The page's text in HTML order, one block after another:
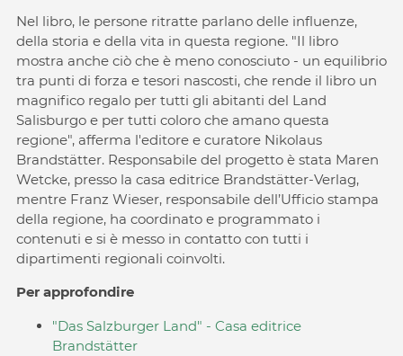
Nel libro, le persone ritratte parlano delle influenze,
della storia e della vita in questa regione. "Il libro
mostra anche ciò che è meno conosciuto - un equilibrio
tra punti di forza e tesori nascosti, che rende il libro un
magnifico regalo per tutti gli abitanti del Land
Salisburgo e per tutti coloro che amano questa
regione", afferma l'editore e curatore Nikolaus
Brandstätter. Responsabile del progetto è stata Maren
Wetcke, presso la casa editrice Brandstätter-Verlag,
mentre Franz Wieser, responsabile dell’Ufficio stampa
della regione, ha coordinato e programmato i
contenuti e si è messo in contatto con tutti i
dipartimenti regionali coinvolti.
Per approfondire
"Das Salzburger Land" - Casa editrice
Brandstätter